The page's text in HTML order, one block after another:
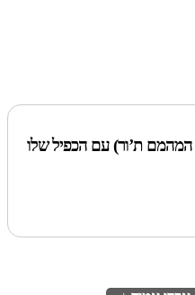
המהמם ת’ור) עם הכפיל שלו